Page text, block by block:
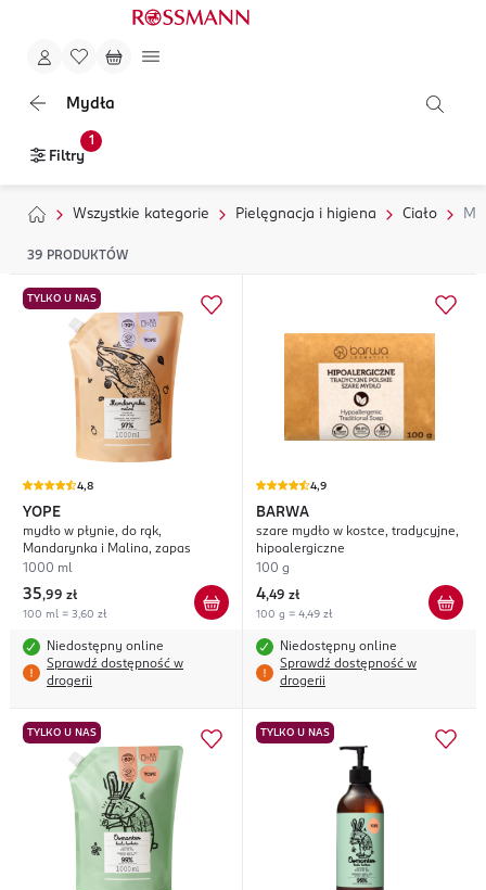
Mydła
Filtry
1
Wszystkie kategorie Pielęgnacja i higiena Ciało
39 PRODUKTÓW
TYLKO U NAS
4,8
YOPE
mydło w płynie, do rąk,
Mandarynka i Malina, zapas
1000 ml
35,99 zł
100 ml = 3,60 zł
Niedostępny online
Sprawdź dostępność w
drogerii
4,9
BARWA
szare mydło w kostce, tradycyjne,
hipoalergiczne
100 g
4,49 zł
100 g = 4,49 zł
Niedostępny online
Sprawdź dostępność w
drogerii
TYLKO U NAS TYLKO U NAS